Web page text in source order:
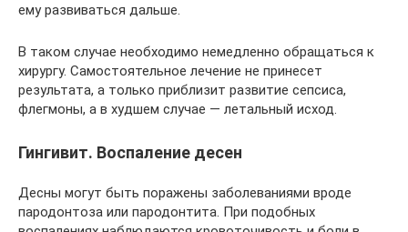
ему развиваться дальше.
В таком случае необходимо немедленно обращаться к
хирургу. Самостоятельное лечение не принесет
результата, а только приблизит развитие сепсиса,
флегмоны, а в худшем случае — летальный исход.
Гингивит. Воспаление десен
Десны могут быть поражены заболеваниями вроде
пародонтоза или пародонтита. При подобных